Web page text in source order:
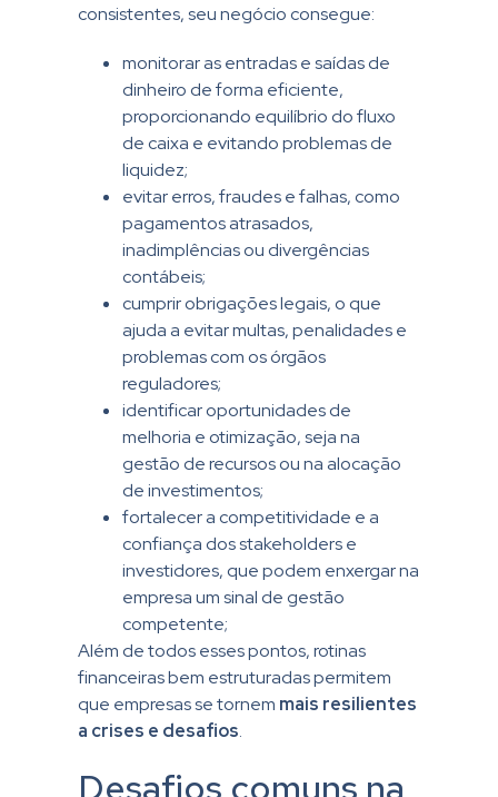
consistentes, seu negócio consegue:
monitorar as entradas e saídas de
dinheiro de forma eficiente,
proporcionando equilíbrio do fluxo
de caixa e evitando problemas de
liquidez;
evitar erros, fraudes e falhas, como
pagamentos atrasados,
inadimplências ou divergências
contábeis;
cumprir obrigações legais, o que
ajuda a evitar multas, penalidades e
problemas com os órgãos
reguladores;
identificar oportunidades de
melhoria e otimização, seja na
gestão de recursos ou na alocação
de investimentos;
fortalecer a competitividade e a
confiança dos stakeholders e
investidores, que podem enxergar na
empresa um sinal de gestão
competente;
Além de todos esses pontos, rotinas
financeiras bem estruturadas permitem
que empresas se tornem mais resilientes
a crises e desafios.